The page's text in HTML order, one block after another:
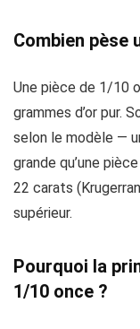
Combien pèse
Une pièce de 1/10
grammes d’or pur.
selon le modèle —
grande qu’une
22 carats
supérieur.
Pourquoi la
1/10 once ?